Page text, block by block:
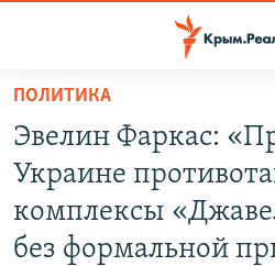
Вернуться
основному
содержанию
Вернутся
главной
КАРТА ВОЕННЫХ ОБЪЕКТОВ КРЫМА
ВОДА
ИСТОРИЯ
ПОЛИТИКА
Эвелин Фаркас:
Украине
комплексы
без формальной